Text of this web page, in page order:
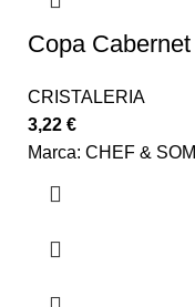
Copa
CRISTALERIA
3,22 €
Marca: CHEF &